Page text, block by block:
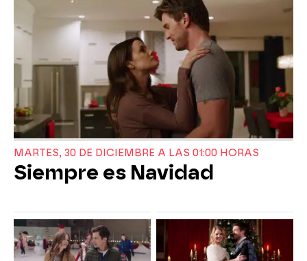
MARTES, 30 DE DICIEMBRE A LAS 01:00 HORAS
Siempre es Navidad